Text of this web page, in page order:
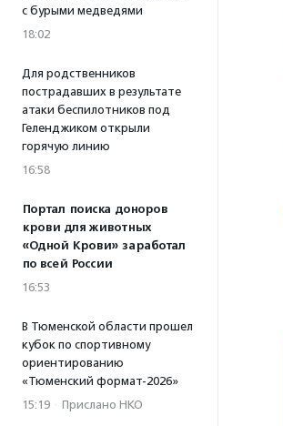
с бурыми медведями
18:02
Для родственников
пострадавших в результате
атаки беспилотников под
Геленджиком открыли
горячую линию
16:58
Портал поиска доноров
крови для животных
«Одной Крови» заработал
по всей России
16:53
В Тюменской области прошел
кубок по спортивному
ориентированию
«Тюменский формат-2026»
15:19 · Прислано НКО